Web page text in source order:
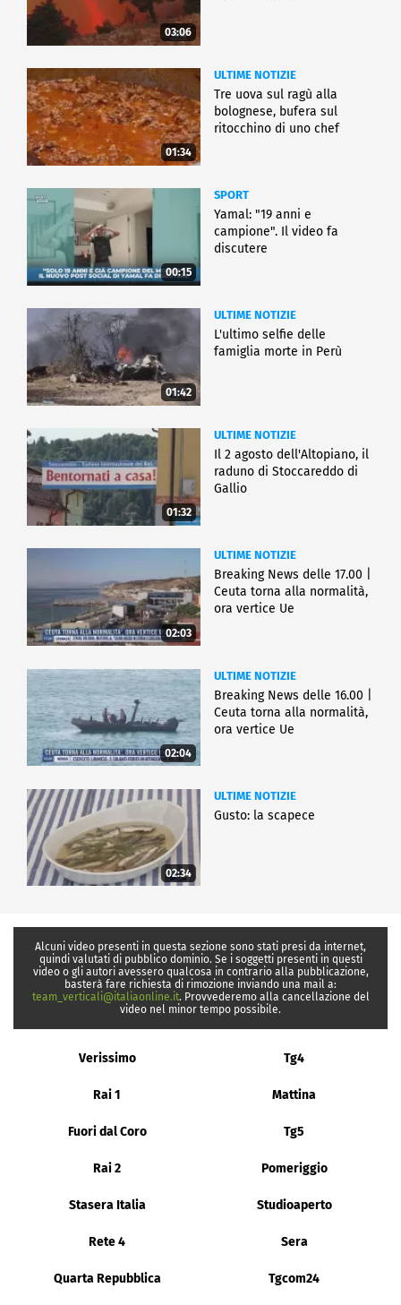
03:06
01:34
ULTIME NOTIZIE
Tre uova sul ragù alla
bolognese, bufera sul
ritocchino di uno chef
00:15
SPORT
Yamal: "19 anni e
campione". Il video fa
discutere
01:42
ULTIME NOTIZIE
L'ultimo selfie delle
famiglia morte in Perù
01:32
ULTIME NOTIZIE
Il 2 agosto dell'Altopiano, il
raduno di Stoccareddo di
Gallio
02:03
ULTIME NOTIZIE
Breaking News delle 17.00 |
Ceuta torna alla normalità,
ora vertice Ue
02:04
ULTIME NOTIZIE
Breaking News delle 16.00 |
Ceuta torna alla normalità,
ora vertice Ue
02:34
ULTIME NOTIZIE
Gusto: la scapece
Alcuni video presenti in questa sezione sono stati presi da internet,
quindi valutati di pubblico dominio. Se i soggetti presenti in questi
video o gli autori avessero qualcosa in contrario alla pubblicazione,
basterà fare richiesta di rimozione inviando una mail a:
team_verticali@italiaonline.it. Provvederemo alla cancellazione del
video nel minor tempo possibile.
Verissimo Tg4
Rai 1 Mattina
Fuori dal Coro Tg5
Rai 2 Pomeriggio
Stasera Italia Studioaperto
Rete 4 Sera
Quarta Repubblica Tgcom24